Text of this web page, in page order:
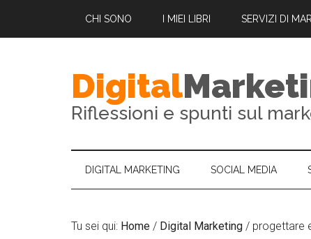
CHI SONO I MIEI LIBRI SERVIZI DI
Digital
Riflessioni e spunti sul
DIGITAL MARKETING SOCIAL MEDIA
Tu sei qui: Home / Digital Marketing / progettare